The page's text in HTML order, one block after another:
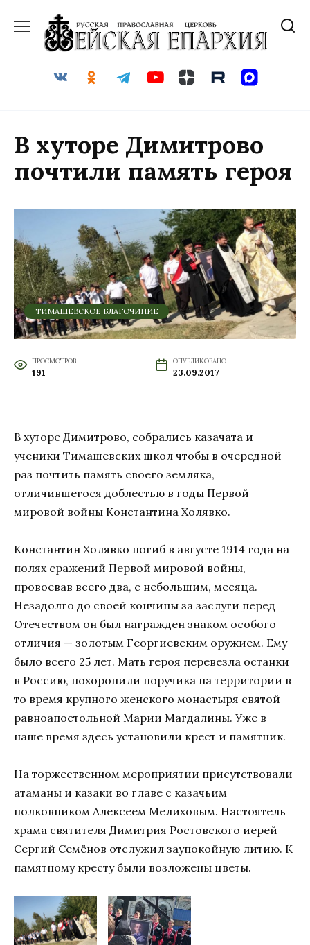
содержанию
В хуторе Димитрово
почтили память героя
ТИМАШЕВСКОЕ БЛАГОЧИНИЕ
ПРОСМОТРОВ
191
ОПУБЛИКОВАНО
23.09.2017
В хуторе Димитрово, собрались казачата и
ученики Тимашевских школ чтобы в очередной
раз почтить память своего земляка,
отличившегося доблестью в годы Первой
мировой войны Константина Холявко.
Константин Холявко погиб в августе 1914 года на
полях сражений Первой мировой войны,
провоевав всего два, с небольшим, месяца.
Незадолго до своей кончины за заслуги перед
Отечеством он был награжден знаком особого
отличия — золотым Георгиевским оружием. Ему
было всего 25 лет. Мать героя перевезла останки
в Россию, похоронили поручика на территории в
то время крупного женского монастыря святой
равноапостольной Марии Магдалины. Уже в
наше время здесь установили крест и памятник.
На торжественном мероприятии присутствовали
атаманы и казаки во главе с казачьим
полковником Алексеем Мелиховым. Настоятель
храма святителя Димитрия Ростовского иерей
Сергий Семёнов отслужил заупокойную литию. К
памятному кресту были возложены цветы.